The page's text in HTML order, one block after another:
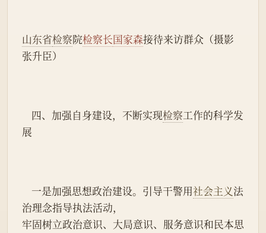
山东省检察院检察长国家森接待来访群众（摄影
张升臣）
    四、加强自身建设，不断实现
检察工作的科学发
展
    一是加强思想政治建设。引导干警用
社会主义法
治理念指导执法活动，
牢固树立政治意识、大局意识、服务意识和民本思